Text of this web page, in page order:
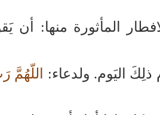
المأثورة منها: أن
اليَوم. ولدعاء:
اللّهُمَّ